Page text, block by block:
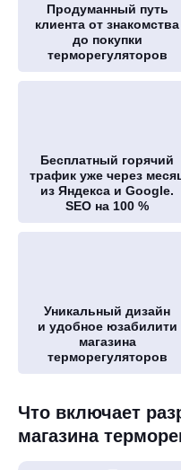
Продуманный путь
клиента от знакомства
до покупки
терморегуляторов
Бесплатный горячий
трафик уже через
из Яндекса и Google.
SEO на 100 %
Уникальный дизайн
и удобное юзабилити
магазина
терморегуляторов
Что включает
магазина